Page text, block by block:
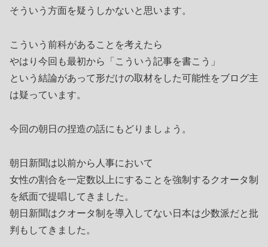
そういう方面を疑うしかないと思います。
こういう前科があることを考えたら
やはり今回も最初から「こういう記事を書こう」
という結論があって形だけの取材をした可能性をブログ主
は疑っています。
今回の朝日の捏造の話にもどりましょう。
朝日新聞は以前から人事において
女性の割合を一定数以上にすることを強制するクオータ制
を紙面で提唱してきました。
朝日新聞はクオータ制を導入してない日本は少数派だと批
判もしてきました。